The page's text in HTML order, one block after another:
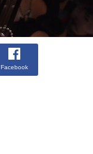
Facebook